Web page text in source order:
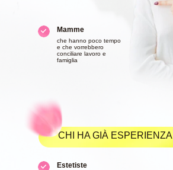
CHI HA GIÀ ESPERIENZA
Estetiste
Mamme
che hanno poco tempo
e che vorrebbero
conciliare lavoro e
famiglia